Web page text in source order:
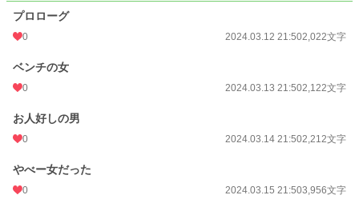
お気に入り
24h.ポイント 0 pt
文字数
更新日時 2024.03.22 21:50
初回公開日時
プロローグ
0 2024.03.12 21:502,022文字
ベンチの女
0 2024.03.13 21:502,122文字
お人好しの男
0 2024.03.14 21:502,212文字
やべー女だった
0 2024.03.15 21:503,956文字